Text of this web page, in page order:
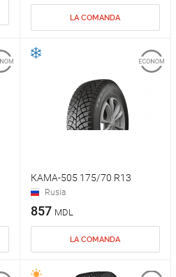
LA COMANDA
КАМА-505 175/70 R13
Rusia
857 MDL
LA COMANDA